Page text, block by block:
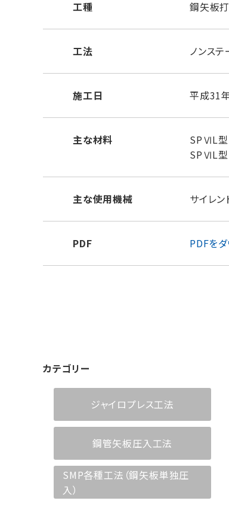
工種 鋼矢板
工法 ノンス
施工日 平成31
主な材料
SPⅥL
SPⅥL
主な使用機械 サイレン
PDF PDFを
カテゴリー
ジャイロプレス工法
鋼管矢板圧入工法
SMP各種工法（鋼矢板単独圧
入）